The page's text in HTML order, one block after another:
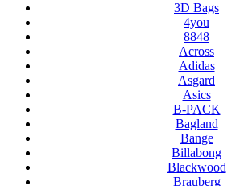
3D Bags
4you
8848
Across
Adidas
Asgard
Asics
B-PACK
Bagland
Bange
Billabong
Blackwood
Brauberg